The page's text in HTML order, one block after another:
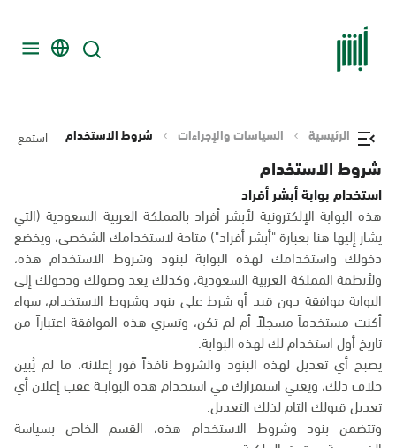
الرئيسية السياسات والإجراءات شروط الاستخدام استمع
شروط الاستخدام
استخدام بوابة أبشر أفراد
هذه البوابة الإلكترونية لأبشر أفراد بالمملكة العربية السعودية (التي
يشار إليها هنا بعبارة "أبشر أفراد") متاحة لاستخدامك الشخصي، ويخضع
دخولك واستخدامك لهذه البوابة لبنود وشروط الاستخدام هذه،
ولأنظمة المملكة العربية السعودية، وكذلك يعد وصولك ودخولك إلى
البوابة موافقة دون قيد أو شرط على بنود وشروط الاستخدام، سواء
أكنت مستخدماً مسجلاً أم لم تكن، وتسري هذه الموافقة اعتباراً من
تاريخ أول استخدام لك لهذه البوابة.
يصبح أي تعديل لهذه البنود والشروط نافذاً فور إعلانه، ما لم يُبين
خلاف ذلك، ويعني استمرارك في استخدام هذه البوابــة عقب إعلان أي
تعديل قبولك التام لذلك التعديل.
وتتضمن بنود وشروط الاستخدام هذه، القسم الخاص بسياسة